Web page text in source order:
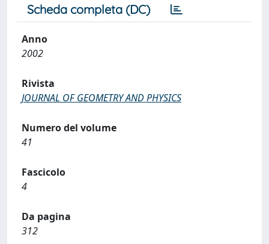
Scheda completa (DC)
Anno
2002
Rivista
JOURNAL OF GEOMETRY AND PHYSICS
Numero del volume
41
Fascicolo
4
Da pagina
312